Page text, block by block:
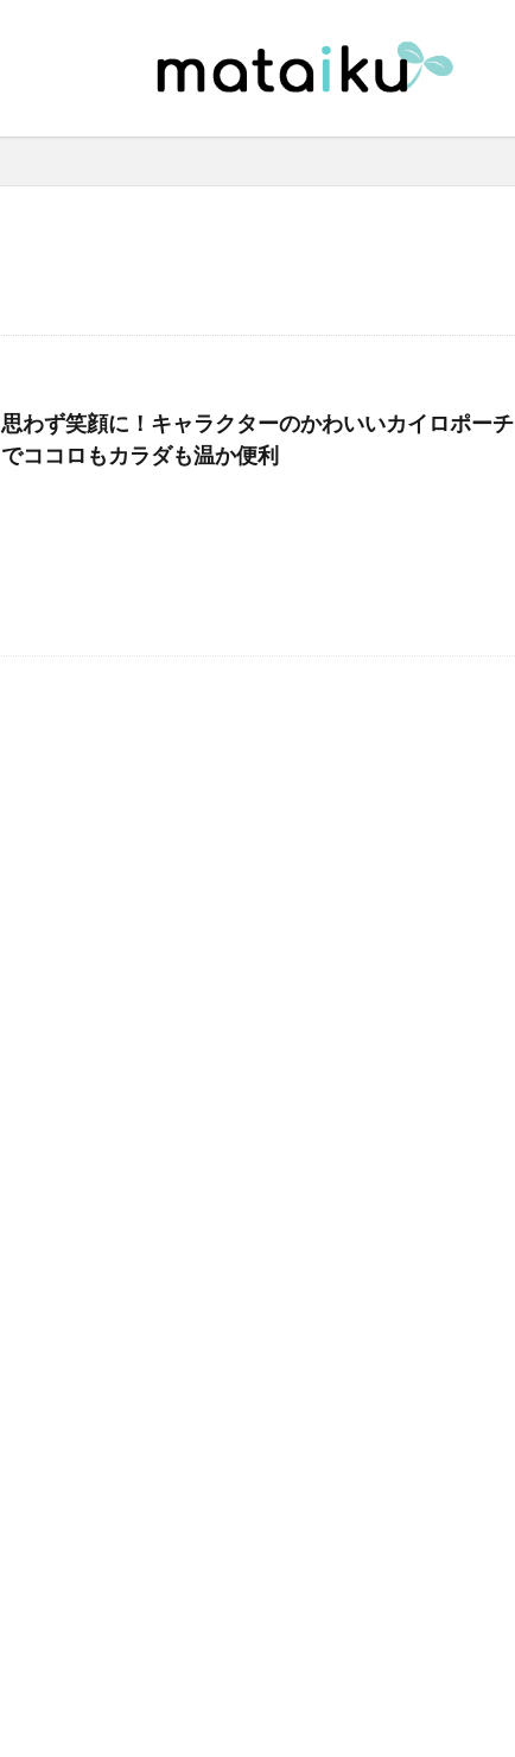
思わず笑顔に！キャラクターのかわいいカイロポーチ
でココロもカラダも温か便利